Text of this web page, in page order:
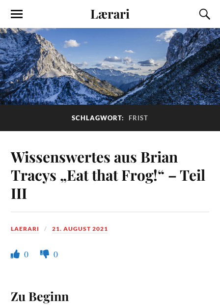
Lærari
SCHLAGWORT: FRIST
Wissenswertes aus Brian
Tracys „Eat that Frog!“ – Teil
III
LAERARI 21. AUGUST 2021
0 0
Zu Beginn